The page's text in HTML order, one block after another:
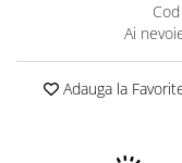
Accesorii laptop
Piese si accesorii
Ai
Adauga la